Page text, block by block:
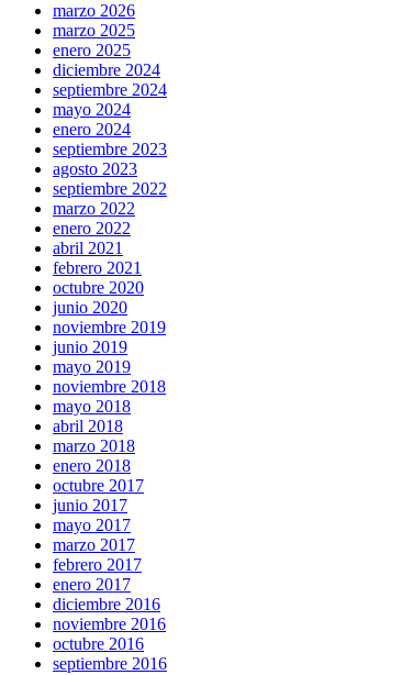
marzo 2026
marzo 2025
enero 2025
diciembre 2024
septiembre 2024
mayo 2024
enero 2024
septiembre 2023
agosto 2023
septiembre 2022
marzo 2022
enero 2022
abril 2021
febrero 2021
octubre 2020
junio 2020
noviembre 2019
junio 2019
mayo 2019
noviembre 2018
mayo 2018
abril 2018
marzo 2018
enero 2018
octubre 2017
junio 2017
mayo 2017
marzo 2017
febrero 2017
enero 2017
diciembre 2016
noviembre 2016
octubre 2016
septiembre 2016